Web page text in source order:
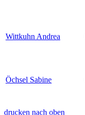
Wittkuhn Andrea
Öchsel Sabine
drucken nach oben